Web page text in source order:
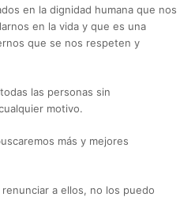
en la dignidad humana que nos
en la vida y que es una
que se nos respeten y
las personas sin
motivo.
más y mejores
a ellos, no los puedo